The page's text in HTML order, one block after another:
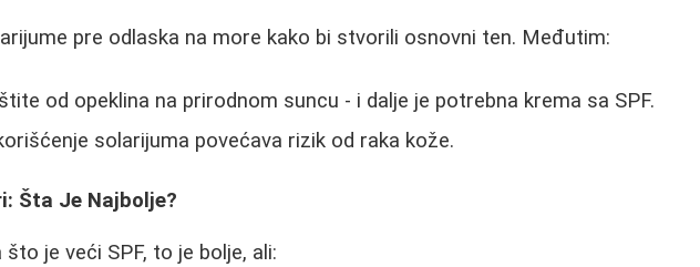
pre odlaska na more kako bi stvorili osnovni ten. Međutim:
od opeklina na prirodnom suncu - i dalje je potrebna krema sa SPF.
solarijuma povećava rizik od raka kože.
Šta Je Najbolje?
je veći SPF, to je bolje, ali: